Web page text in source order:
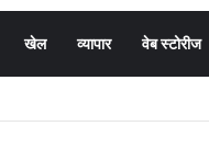
खेल व्यापार वेब स्टोरीज